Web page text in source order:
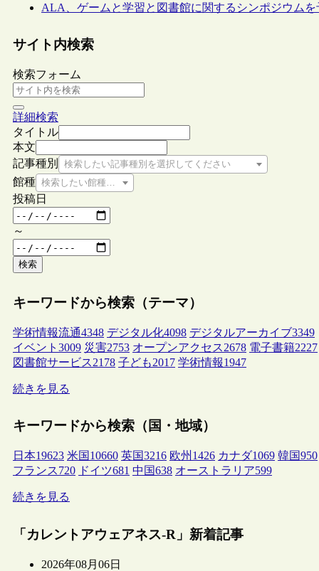
ALA、ゲームと学習と図書館に関するシンポジウムを
サイト内検索
検索フォーム
詳細検索
タイトル
本文
記事種別
検索したい記事種別を選択してください
館種 検索したい館種を選択してください
投稿日
～
検索
キーワードから検索（テーマ）
学術情報流通4348 デジタル化4098 デジタルアーカイブ3349
イベント 3009 災害2753 オープンアクセス2678 電子書籍2227
図書館サービス2178 子ども2017 学術情報1947
続きを見る
キーワードから検索（国・地域）
日本19623 米国 10660 英国3216 欧州 1426 カナダ1069 韓国950
フランス720 ドイツ681 中国638 オーストラリア599
続きを見る
「カレントアウェアネス-R」新着記事
2026年08月06日